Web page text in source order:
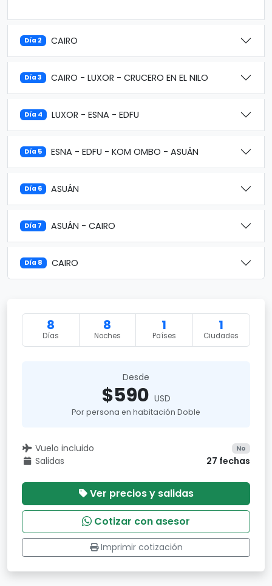
Día 2 CAIRO
Día 3 CAIRO - LUXOR - CRUCERO EN EL NILO
Día 4 LUXOR - ESNA - EDFU
Día 5 ESNA - EDFU - KOM OMBO - ASUÁN
Día 6 ASUÁN
Día 7 ASUÁN - CAIRO
Día 8 CAIRO
8
Días
8
Noches
1
Países
1
Ciudades
Desde
$590 USD
Por persona en habitación Doble
Vuelo incluido No
Salidas 27 fechas
Ver precios y salidas
Cotizar con asesor
Imprimir cotización